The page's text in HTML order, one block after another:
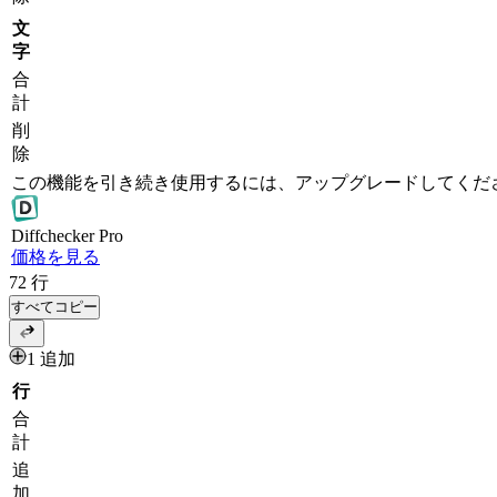
文
字
合
計
削
除
この機能を引き続き使用するには、アップグレードしてくだ
DiffcheckerPro
価格を見る
72 行
すべてコピー
1 追加
行
合
計
追